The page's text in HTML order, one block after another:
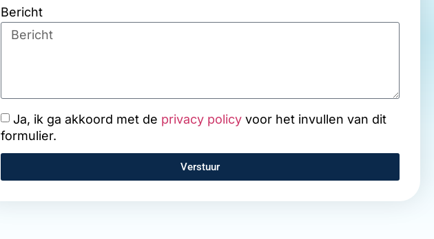
Bericht
Ja, ik ga akkoord met de privacy policy voor het invullen van dit
formulier.
Verstuur